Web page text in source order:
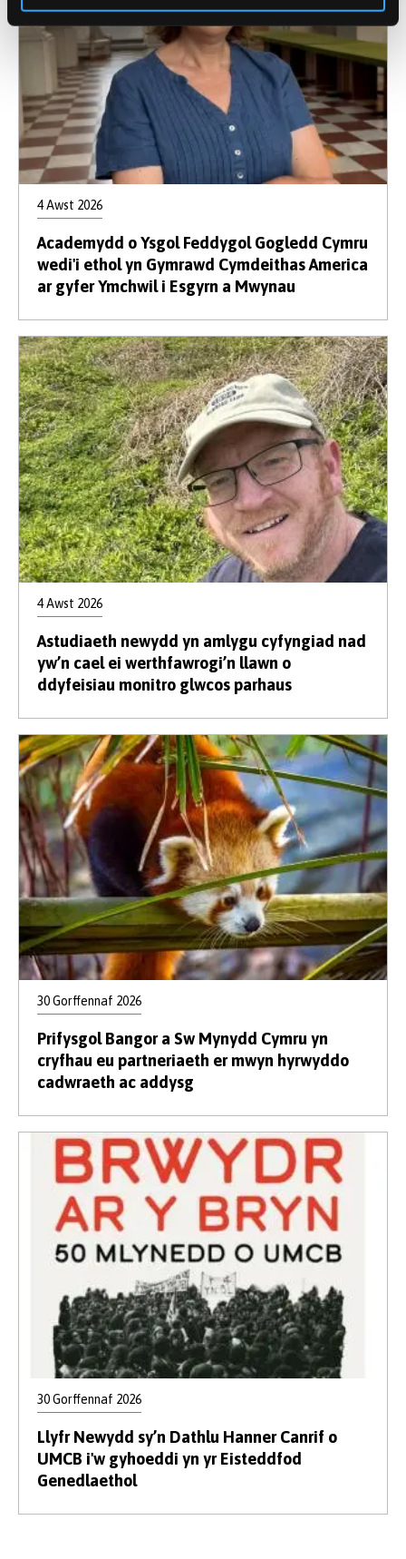
4 Awst 2026
Academydd o Ysgol Feddygol Gogledd Cymru
wedi'i ethol yn Gymrawd Cymdeithas America
ar gyfer Ymchwil i Esgyrn a Mwynau
4 Awst 2026
Astudiaeth newydd yn amlygu cyfyngiad nad
yw’n cael ei werthfawrogi’n llawn o
ddyfeisiau monitro glwcos parhaus
30 Gorffennaf 2026
Prifysgol Bangor a Sw Mynydd Cymru yn
cryfhau eu partneriaeth er mwyn hyrwyddo
cadwraeth ac addysg
30 Gorffennaf 2026
Llyfr Newydd sy’n Dathlu Hanner Canrif o
UMCB i'w gyhoeddi yn yr Eisteddfod
Genedlaethol